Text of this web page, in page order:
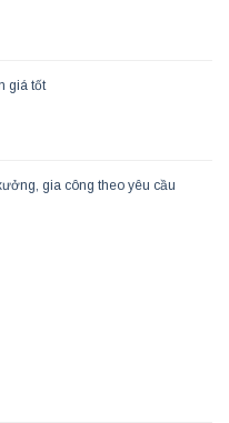
giá tốt
gia công theo yêu cầu